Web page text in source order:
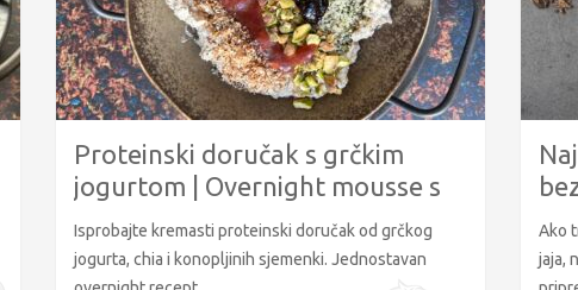
Proteinski doručak s grčkim
jogurtom | Overnight mousse s
chia sjemenkama
Isprobajte kremasti proteinski doručak od grčkog
jogurta, chia i konopljinih sjemenki. Jednostavan
Ako
jaja,